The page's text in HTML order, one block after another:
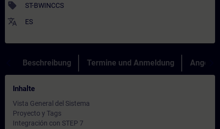
sell ST-BWINCCS
translate ES
Beschreibung Termine und Anmeldung Angebot
Inhalte
Vista General del Sistema
Proyecto y Tags
Integración con STEP 7